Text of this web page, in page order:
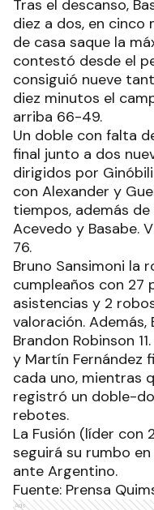
Tras el descanso,
diez a dos, en cinco
de casa saque la
contestó desde el
consiguió nueve
diez minutos el
arriba 66-49.
Un doble con falta
final junto a dos
dirigidos por
con Alexander y
tiempos, además
Acevedo y Basabe.
76.
Bruno Sansimoni la
cumpleaños con 27
asistencias y 2
valoración. Además,
Brandon Robinson
y Martín Fernández
cada uno, mientras
registró un doble-
rebotes.
La Fusión (líder
seguirá su rumbo
ante Argentino.
Fuente: Prensa
Ads